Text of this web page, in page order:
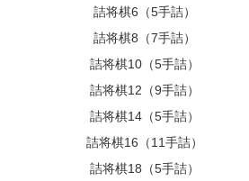
詰将棋6（5手詰）
詰将棋8（7手詰）
詰将棋10（5手詰）
詰将棋12（9手詰）
詰将棋14（5手詰）
詰将棋16（11手詰）
詰将棋18（5手詰）